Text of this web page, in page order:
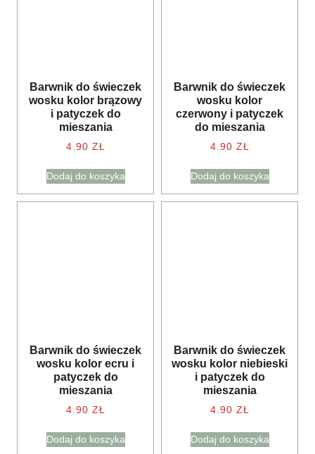
Barwnik do świeczek
wosku kolor brązowy
i patyczek do
mieszania
4.90 ZŁ
Dodaj do koszyka
Barwnik do świeczek
wosku kolor
czerwony i patyczek
do mieszania
4.90 ZŁ
Dodaj do koszyka
Barwnik do świeczek
wosku kolor ecru i
patyczek do
mieszania
4.90 ZŁ
Dodaj do koszyka
Barwnik do świeczek
wosku kolor niebieski
i patyczek do
mieszania
4.90 ZŁ
Dodaj do koszyka